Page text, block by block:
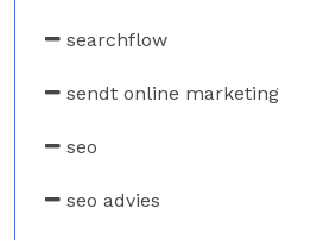
searchflow
sendt online marketing
seo
seo advies